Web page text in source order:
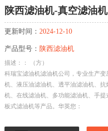
陕西滤油机-真空滤油机
更新时间： 2024-12-10
产品型号： 陕西滤油机
描述：： （方）
科瑞宝滤油机滤油机公司，专业生产
机、液压油滤油机、透平油滤油机、
机、在线滤油机、多功能滤油机、手提
板式滤油机等产品。华英您：